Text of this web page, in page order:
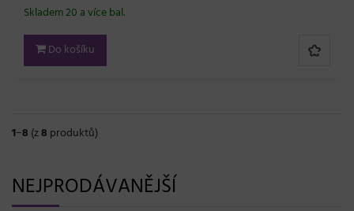
Skladem 20 a více bal.
Do košíku
1−8 (z8 produktů)
NEJPRODÁVANĚJŠÍ